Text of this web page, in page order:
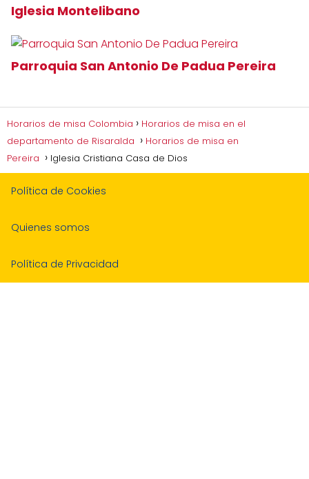
Iglesia Montelibano
Parroquia San Antonio De Padua Pereira
Horarios de misa Colombia
Horarios de misa en el
departamento de Risaralda
Horarios de misa en
Pereira
Iglesia Cristiana Casa de Dios
Política de Cookies
Quienes somos
Política de Privacidad